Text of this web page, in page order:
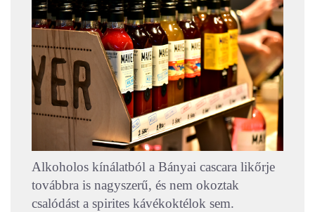
Alkoholos kínálatból a Bányai cascara likőrje
továbbra is nagyszerű, és nem okoztak
csalódást a spirites kávékoktélok sem.